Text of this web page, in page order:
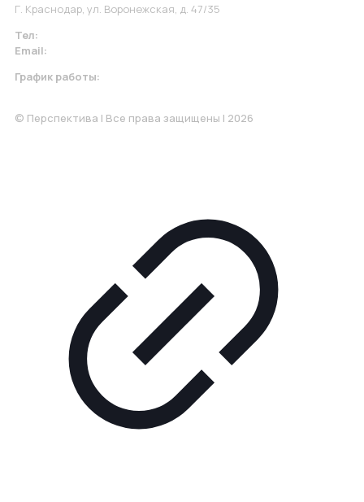
Г. Краснодар, ул. Воронежская, д. 47/35
Тел:
Email:
График работы:
© Перспектива | Все права защищены | 2026